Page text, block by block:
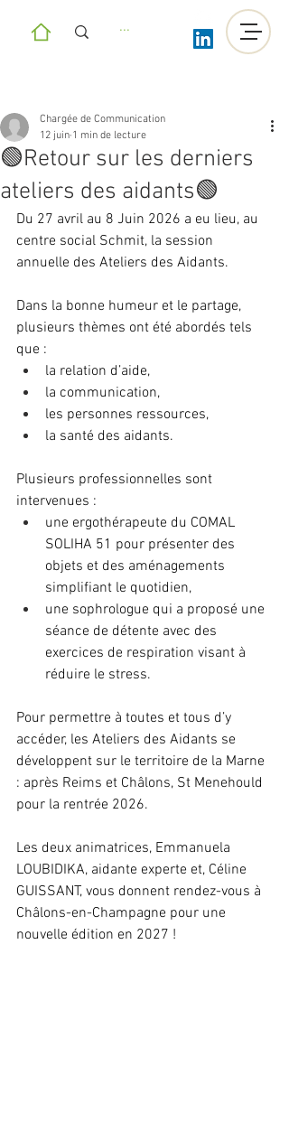
🟢Retour sur les derniers
ateliers des aidants🟢
Chargée de Communication
12 juin 1 min de lecture
Du 27 avril au 8 Juin 2026 a eu lieu, au
centre social Schmit, la session
annuelle des Ateliers des Aidants.
Dans la bonne humeur et le partage,
plusieurs thèmes ont été abordés tels
que :
la relation d’aide,
la communication,
les personnes ressources,
la santé des aidants.
Plusieurs professionnelles sont
intervenues :
une ergothérapeute du COMAL
SOLIHA 51 pour présenter des
objets et des aménagements
simplifiant le quotidien,
une sophrologue qui a proposé une
séance de détente avec des
exercices de respiration visant à
réduire le stress.
Pour permettre à toutes et tous d’y
accéder, les Ateliers des Aidants se
développent sur le territoire de la Marne
: après Reims et Châlons, St Menehould
pour la rentrée 2026.
Les deux animatrices, Emmanuela
LOUBIDIKA, aidante experte et, Céline
GUISSANT, vous donnent rendez-vous à
Châlons-en-Champagne pour une
nouvelle édition en 2027 !